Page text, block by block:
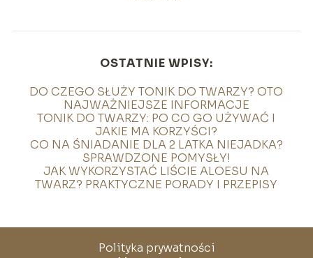
OSTATNIE WPISY:
DO CZEGO SŁUŻY TONIK DO TWARZY? OTO
NAJWAŻNIEJSZE INFORMACJE
TONIK DO TWARZY: PO CO GO UŻYWAĆ I
JAKIE MA KORZYŚCI?
CO NA ŚNIADANIE DLA 2 LATKA NIEJADKA?
SPRAWDZONE POMYSŁY!
JAK WYKORZYSTAĆ LIŚCIE ALOESU NA
TWARZ? PRAKTYCZNE PORADY I PRZEPISY
Polityka prywatności